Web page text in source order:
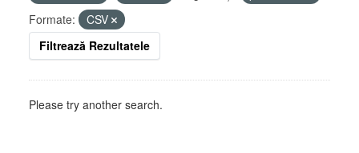
Formate:
CSV
Filtrează Rezultatele
Please try another search.